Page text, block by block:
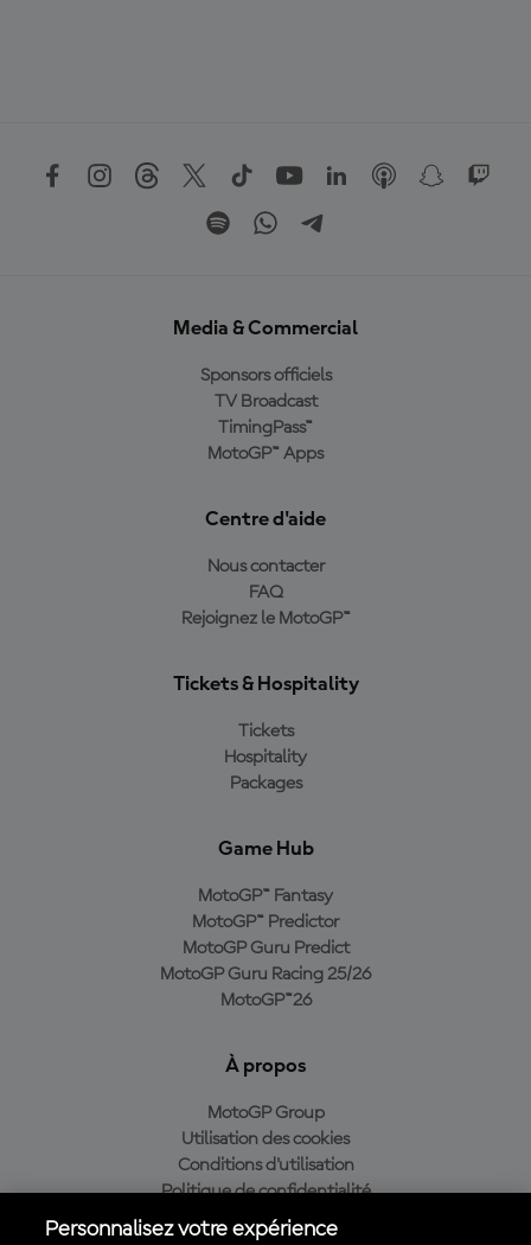
Media & Commercial
Sponsors officiels
TV Broadcast
TimingPass™
MotoGP™ Apps
Centre d'aide
Nous contacter
FAQ
Rejoignez le MotoGP™
Tickets & Hospitality
Tickets
Hospitality
Packages
Game Hub
MotoGP™ Fantasy
MotoGP™ Predictor
MotoGP Guru Predict
MotoGP Guru Racing 25/26
MotoGP™26
À propos
MotoGP Group
Utilisation des cookies
Conditions d'utilisation
Politique de confidentialité
Politique d’achat
Personnalisez votre expérience